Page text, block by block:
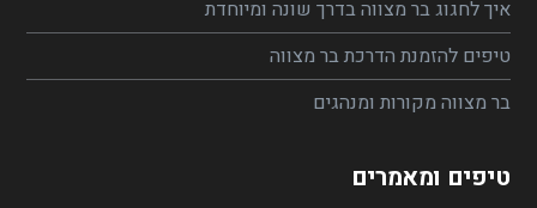
איך לחגוג בר מצווה בדרך שונה ומיוחדת
טיפים להזמנת הדרכת בר מצווה
בר מצווה מקורות ומנהגים
טיפים ומאמרים